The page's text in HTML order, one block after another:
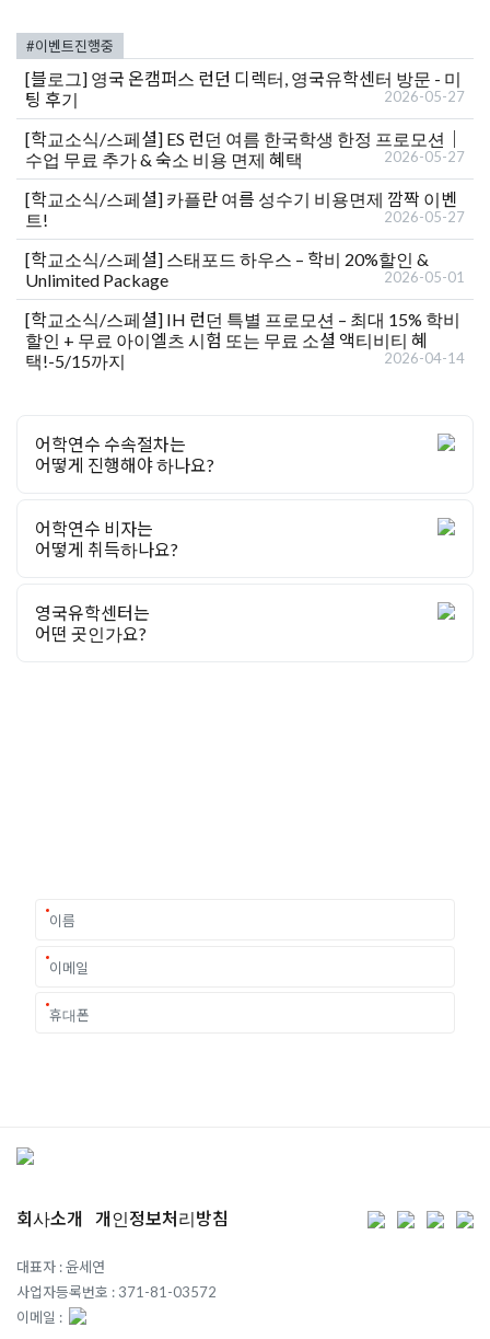
#이벤트진행중
[블로그] 영국 온캠퍼스 런던 디렉터, 영국유학센터 방문 - 미
팅 후기
2026-05-27
[학교소식/스페셜] ES 런던 여름 한국학생 한정 프로모션｜
수업 무료 추가 & 숙소 비용 면제 혜택
2026-05-27
[학교소식/스페셜] 카플란 여름 성수기 비용면제 깜짝 이벤
트!
2026-05-27
[학교소식/스페셜] 스태포드 하우스 – 학비 20%할인 &
Unlimited Package
2026-05-01
[학교소식/스페셜] IH 런던 특별 프로모션 – 최대 15% 학비
할인 + 무료 아이엘츠 시험 또는 무료 소셜 액티비티 혜
택!-5/15까지
2026-04-14
어학연수 수속절차는
어떻게 진행해야 하나요?
어학연수 비자는
어떻게 취득하나요?
영국유학센터는
어떤 곳인가요?
회사소개 개인정보처리방침
대표자 : 윤세연
사업자등록번호 : 371-81-03572
이메일 :